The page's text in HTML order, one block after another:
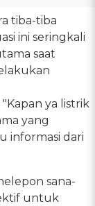
tiba-tiba
ini seringkali
saat
ya listrik
yang
informasi dari
sana-
untuk